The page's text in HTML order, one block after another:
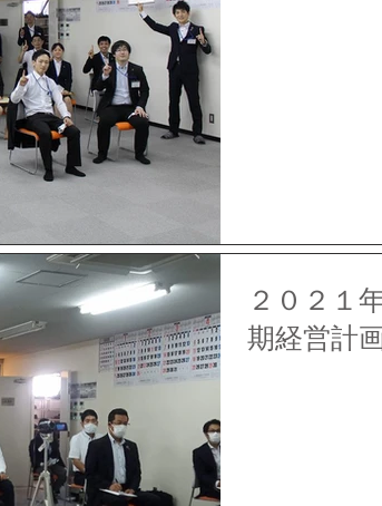
２０２１
期経営計